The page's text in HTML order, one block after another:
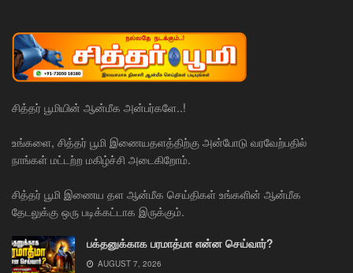
சித்தர் பூமியின் ஆன்மீக அன்பர்களே..!
உங்களை, சித்தர் பூமி இணையதளத்திற்கு அன்போடு வரவேற்பதில்
நாங்கள் மட்டற்ற மகிழ்ச்சி அடைகிறோம்.
சித்தர் பூமி இணைய தள ஆன்மீக செய்திகள் உங்களின் ஆன்மீக
தேடலுக்கு ஒரு படிக்கட்டாக இருக்கும்.
பக்தனுக்காக பரமாத்மா என்ன செய்வார்?
AUGUST 7, 2026